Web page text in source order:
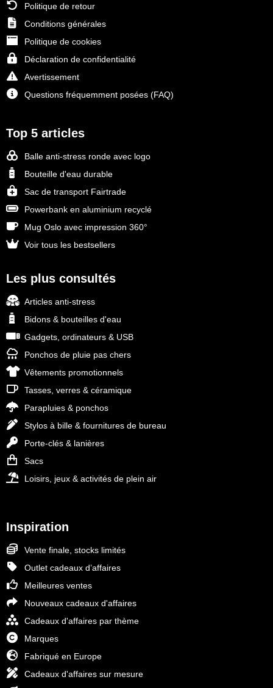
Politique de retour
Conditions générales
Politique de cookies
Déclaration de confidentialité
Avertissement
Questions fréquemment posées (FAQ)
Top 5 articles
Balle anti-stress ronde avec logo
Bouteille d'eau durable
Sac de transport Fairtrade
Powerbank en aluminium recyclé
Mug Oslo avec impression 360°
Voir tous les bestsellers
Les plus consultés
Articles anti-stress
Bidons & bouteilles d'eau
Gadgets, ordinateurs & USB
Ponchos de pluie pas chers
Vêtements promotionnels
Tasses, verres & céramique
Parapluies & ponchos
Stylos à bille & fournitures de bureau
Porte-clés & lanières
Sacs
Loisirs, jeux & activités de plein air
Inspiration
Vente finale, stocks limités
Outlet cadeaux d’affaires
Meilleures ventes
Nouveaux cadeaux d'affaires
Cadeaux d'affaires par thème
Marques
Fabriqué en Europe
Cadeaux d'affaires sur mesure